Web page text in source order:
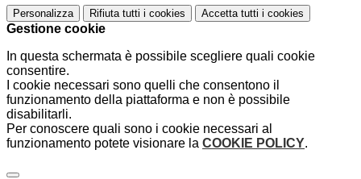
Personalizza Rifiuta tutti i cookies Accetta tutti i cookies
Gestione cookie
In questa schermata è possibile scegliere quali cookie
consentire.
I cookie necessari sono quelli che consentono il
funzionamento della piattaforma e non è possibile
disabilitarli.
Per conoscere quali sono i cookie necessari al
funzionamento potete visionare la COOKIE POLICY.